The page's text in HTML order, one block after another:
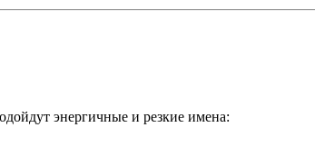
энергичные и резкие имена: